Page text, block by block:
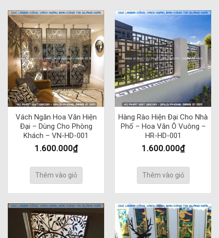
Vách Ngăn Hoa Văn Hiện
Đại – Dùng Cho Phòng
Khách – VN-HD-001
1.600.000₫
Thêm vào giỏ
Hàng Rào Hiện Đại Cho Nhà
Phố – Hoa Văn Ô Vuông –
HR-HD-001
1.600.000₫
Thêm vào giỏ